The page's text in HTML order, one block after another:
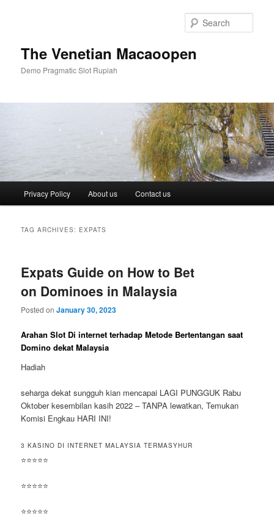
The Venetian Macaoopen
Demo Pragmatic Slot Rupiah
Privacy Policy About us Contact us
TAG ARCHIVES: EXPATS
Expats Guide on How to Bet
on Dominoes in Malaysia
Posted onJanuary 30, 2023
Arahan Slot Di internet terhadap Metode Bertentangan saat
Domino dekat Malaysia
Hadiah
seharga dekat sungguh kian mencapai LAGI PUNGGUK Rabu
Oktober kesembilan kasih 2022 – TANPA lewatkan, Temukan
Komisi Engkau HARI INI!
3 KASINO DI INTERNET MALAYSIA TERMASYHUR
⭐⭐⭐⭐⭐
⭐⭐⭐⭐⭐
⭐⭐⭐⭐⭐